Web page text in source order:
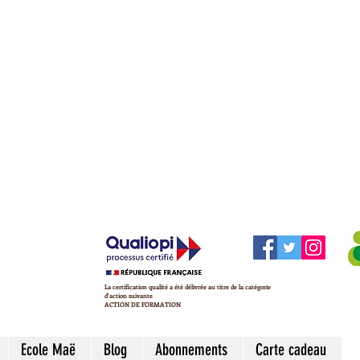
La certification qualité a été délivrée au titre de la catégorie
d'action suivante
ACTION DE FORMATION
Ecole Maë Blog Abonnements Carte cadeau